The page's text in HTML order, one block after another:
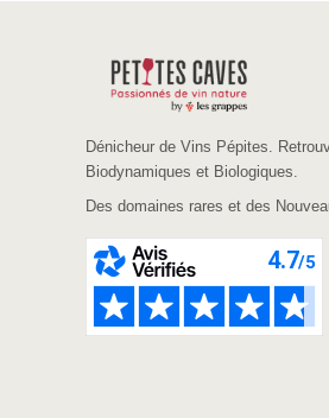
Dénicheur de Vins Pépites.
Biodynamiques et Biologiques.
Des domaines rares et des